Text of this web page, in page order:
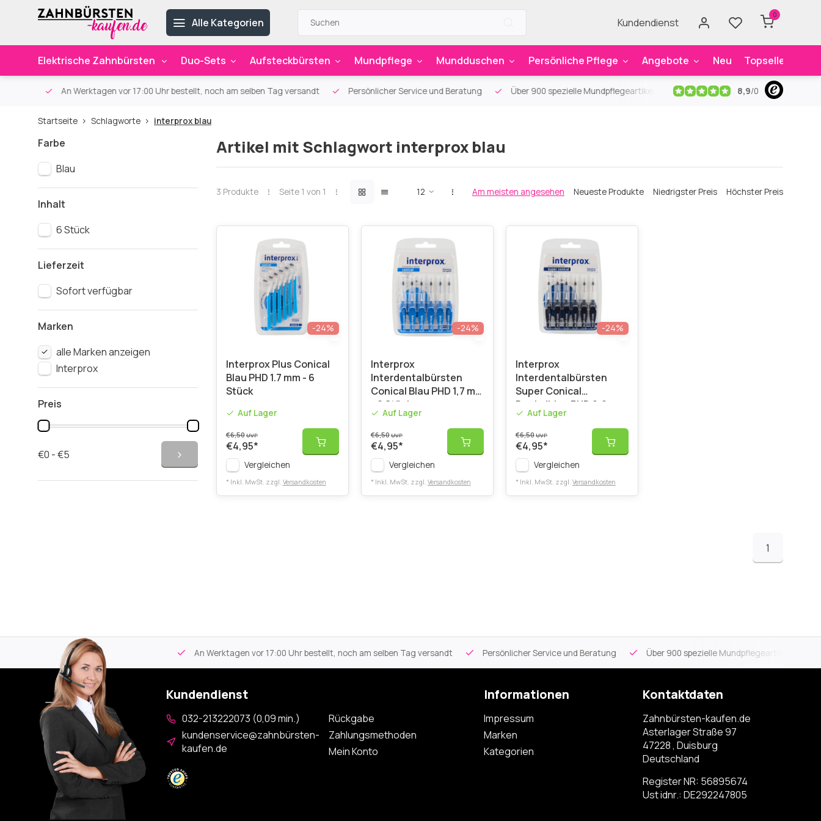
Alle Kategorien Kundendienst
0
Elektrische Zahnbürsten Duo-Sets Aufsteckbürsten Mundpflege Mundduschen Persönliche Pflege Angebote Neu Topseller
An Werktagen vor 17:00 Uhr bestellt, noch am selben Tag versandt Persönlicher Service und Beratung Über 900 spezielle Mundpflegeartikel Kostenloser Versandab 59€
8,9/0
Startseite Schlagworte interprox blau
Farbe
Blau
Inhalt
6 Stück
Lieferzeit
Sofort verfügbar
Marken
alle Marken anzeigen
Interprox
Preis
€0 - €5
Artikel mit Schlagwort interprox blau
3 Produkte Seite 1 von 1 Am meisten angesehen Neueste Produkte Niedrigster Preis Höchster Preis
-24%
Interprox Plus Conical
Blau PHD 1.7 mm - 6
Stück
Auf Lager
€6,50UVP
€4,95*
Vergleichen
* Inkl. MwSt. zzgl. Versandkosten
-24%
Interprox
Interdentalbürsten
Conical Blau PHD 1,7 mm
- 6 Stück
Auf Lager
€6,50UVP
€4,95*
Vergleichen
* Inkl. MwSt. zzgl. Versandkosten
-24%
Interprox
Interdentalbürsten
Super Conical
Dunkelblau PHD 2,0 mm
- 6 Stück
Auf Lager
€6,50UVP
€4,95*
Vergleichen
* Inkl. MwSt. zzgl. Versandkosten
1
Kostenloser Versand An Werktagen vor 17:00 Uhr bestellt, noch am selben Tag versandt Persönlicher Service und Beratung Über 900 spezielle Mundpflegeartikel
Kundendienst
032-213222073 (0,09 min.)
kundenservice@zahnbürsten-
kaufen.de
Rückgabe
Zahlungsmethoden
Mein Konto
Informationen
Impressum
Marken
Kategorien
Kontaktdaten
Zahnbürsten-kaufen.de
Asterlager Straße 97
47228 , Duisburg
Deutschland
Register NR: 56895674
Ust idnr.: DE292247805